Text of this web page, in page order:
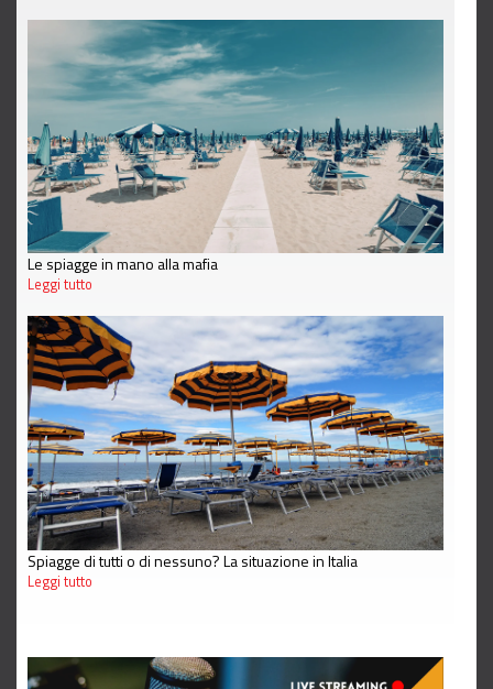
Le spiagge in mano alla mafia
Leggi tutto
Spiagge di tutti o di nessuno? La situazione in Italia
Leggi tutto